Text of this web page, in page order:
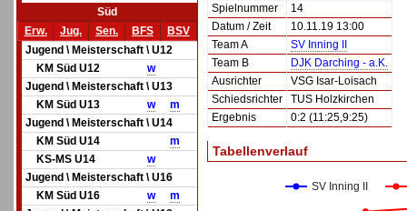
Süd
Erw.
Jug. Sen. BFS
BSV
Jugend \ Meisterschaft \ U12
KM Süd U12
w
Jugend \ Meisterschaft \ U13
KM Süd U13
w
m
Jugend \ Meisterschaft \ U14
KM Süd U14
m
KS-MS U14
w
Jugend \ Meisterschaft \ U16
KM Süd U16
w
m
Spielnummer
14
Datum / Zeit
10.11.19 13:00
Team A
SV Inning II
Team B
DJK Darching - a.K.
Ausrichter
VSG Isar-Loisach
Schiedsrichter
TUS Holzkirchen
Ergebnis
0:2 (11:25,9:25)
Tabellenverlauf
SV Inning II